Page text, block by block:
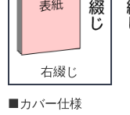
右綴じ
■カバー仕様